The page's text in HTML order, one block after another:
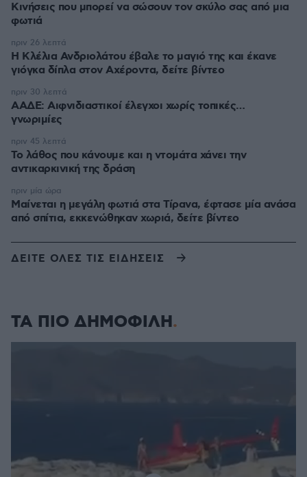
Κινήσεις που μπορεί να σώσουν τον σκύλο σας από μια
φωτιά
Η Κλέλια Ανδριολάτου έβαλε το μαγιό της και έκανε
γιόγκα δίπλα στον Αχέροντα, δείτε βίντεο
πριν 26 λεπτά
ΑΑΔΕ: Αιφνιδιαστικοί έλεγχοι χωρίς τοπικές…
γνωριμίες
πριν 30 λεπτά
Το λάθος που κάνουμε και η ντομάτα χάνει την
αντικαρκινική της δράση
πριν 45 λεπτά
Μαίνεται η μεγάλη φωτιά στα Τίρανα, έφτασε μία ανάσα
από σπίτια, εκκενώθηκαν χωριά, δείτε βίντεο
πριν μία ώρα
ΔΕΙΤΕ ΟΛΕΣ ΤΙΣ ΕΙΔΗΣΕΙΣ
ΤΑ ΠΙΟ ΔΗΜΟΦΙΛΗ